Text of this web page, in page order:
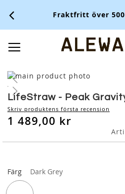
Fraktfritt över
Skip
to
the
end
of
the
gallery
Skip
to
the
beginning
of
images
LifeStraw - Peak
Skriv produktens första recension
1 489,00 kr
Färg Dark Grey